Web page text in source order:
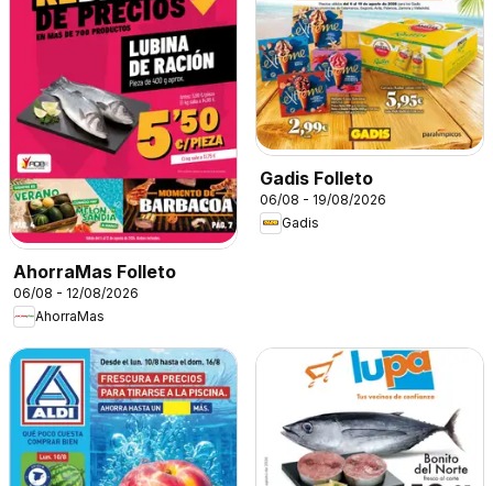
AhorraMas Folleto
06/08 - 12/08/2026
AhorraMas
Gadis Folleto
06/08 - 19/08/2026
Gadis